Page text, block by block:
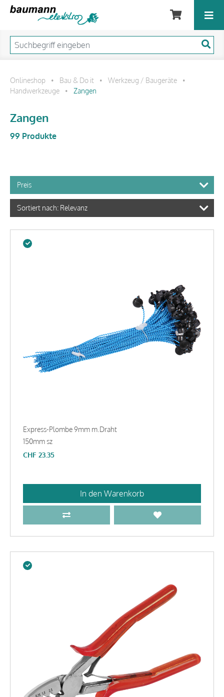
Onlineshop • Bau & Do it • Werkzeug / Baugeräte
•
Handwerkzeuge
• Zangen
Zangen
99 Produkte
Preis
Sortiert nach: Relevanz
Express-Plombe 9mm m.Draht
150mm sz
CHF 23.35
In den Warenkorb